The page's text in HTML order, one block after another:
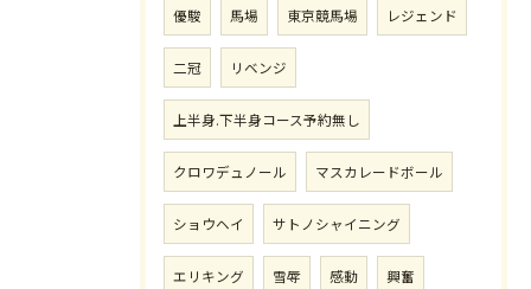
優駿 馬場 東京競馬場 レジェンド
二冠 リベンジ
上半身.下半身コース予約無し
クロワデュノール マスカレードボール
ショウヘイ サトノシャイニング
エリキング 雪辱 感動 興奮